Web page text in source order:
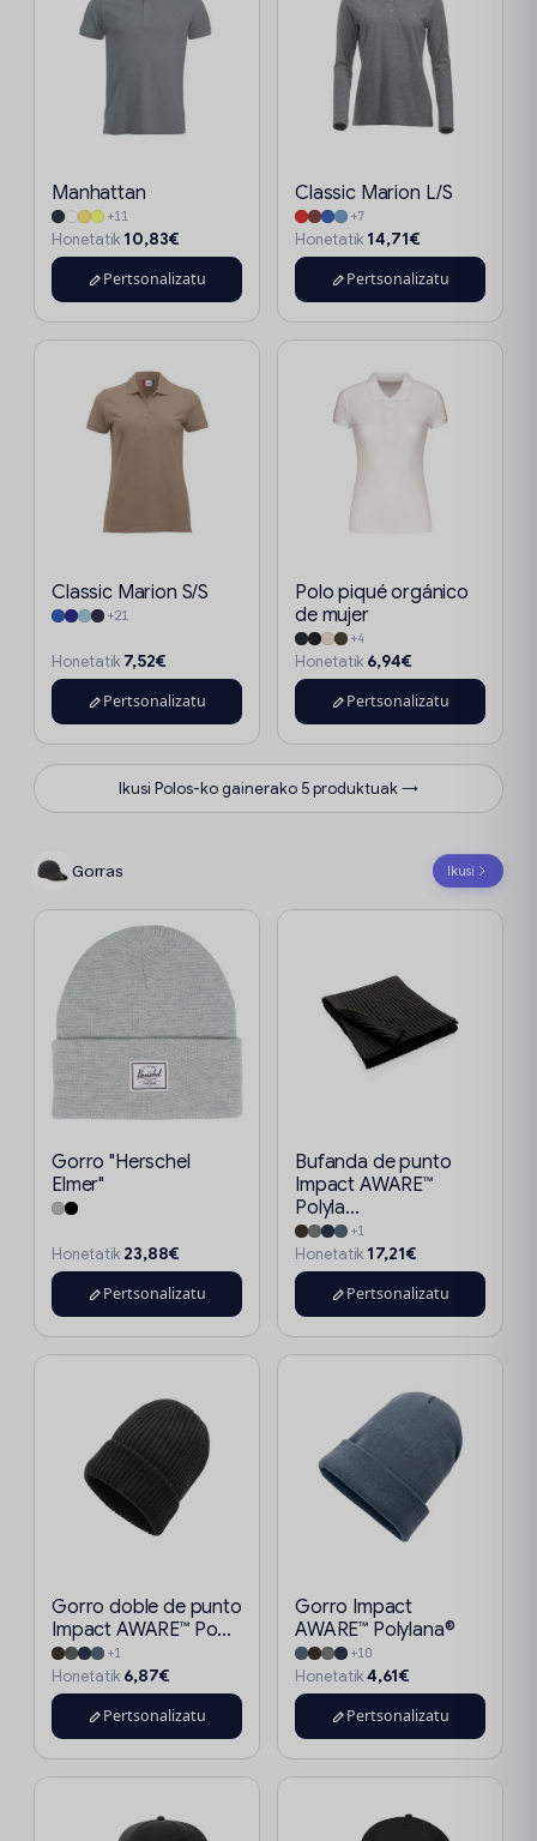
Manhattan
+11
Honetatik 10,83€
Pertsonalizatu
Classic Marion L/S
+7
Honetatik 14,71€
Pertsonalizatu
Classic Marion S/S
+21
Honetatik 7,52€
Pertsonalizatu
Polo piqué orgánico
de mujer
+4
Honetatik 6,94€
Pertsonalizatu
Ikusi Polos-ko gainerako 5 produktuak →
Gorras Ikusi
Gorro "Herschel
Elmer"
Honetatik 23,88€
Pertsonalizatu
Bufanda de punto
Impact AWARE™
Polyla...
+1
Honetatik 17,21€
Pertsonalizatu
Gorro doble de punto
Impact AWARE™ Po...
+1
Honetatik 6,87€
Pertsonalizatu
Gorro Impact
AWARE™ Polylana®
+10
Honetatik4,61€
Pertsonalizatu